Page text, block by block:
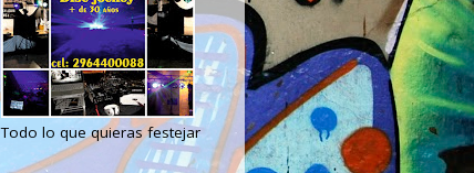
Todo lo que quieras festejar